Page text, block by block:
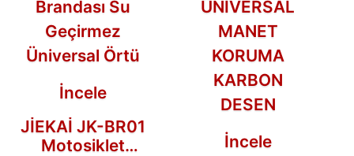
İncele
JİEKAİ JK-BR01
Motosiklet
İncele